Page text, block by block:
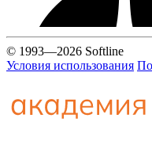
© 1993—2026 Softline
Условия использования